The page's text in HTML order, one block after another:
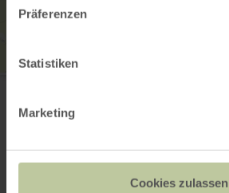
Präferenzen
Statistiken
Marketing
Cookies zulassen
54636 Idesheim
E-mail
Afficher sur la carte